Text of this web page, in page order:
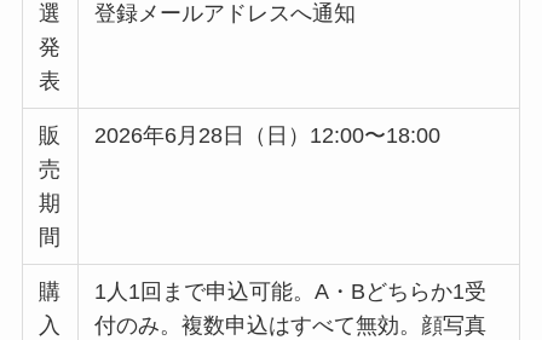
選
発
表
登録メールアドレスへ通知
販
売
期
間
2026年6月28日（日）12:00〜18:00
購
入
1人1回まで申込可能。A・Bどちらか1受
付のみ。複数申込はすべて無効。顔写真